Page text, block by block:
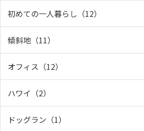
初めての一人暮らし（12）
傾斜地（11）
オフィス（12）
ハワイ（2）
ドッグラン（1）